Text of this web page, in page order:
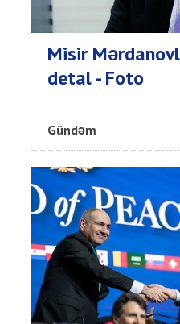
Misir
detal - Foto
Gündəm